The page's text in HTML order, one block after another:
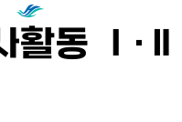
활동 Ⅰ·Ⅱ